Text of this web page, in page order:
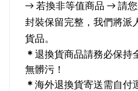
→ 若換非等值商品 → 請
封裝保留完整，我們將派
貨品。
＊ 退換貨商品請務必保持
無髒污！
＊ 海外退換貨寄送需自付